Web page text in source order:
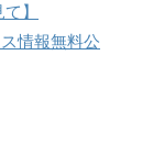
】
情報無料公